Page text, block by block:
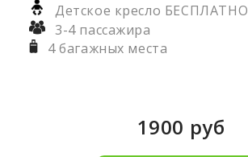
Детское кресло БЕСПЛАТНО
3-4 пассажира
4 багажных места
1900 руб